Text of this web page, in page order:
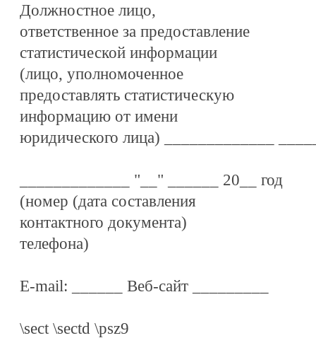
Должностное лицо,
ответственное за предоставление
статистической информации
(лицо, уполномоченное
предоставлять статистическую
информацию от имени
юридического лица) _____________
_____________ "__" ______ 20__ год
(номер (дата составления
контактного документа)
телефона)
E-mail: ______ Веб-сайт _________
\sect \sectd \psz9